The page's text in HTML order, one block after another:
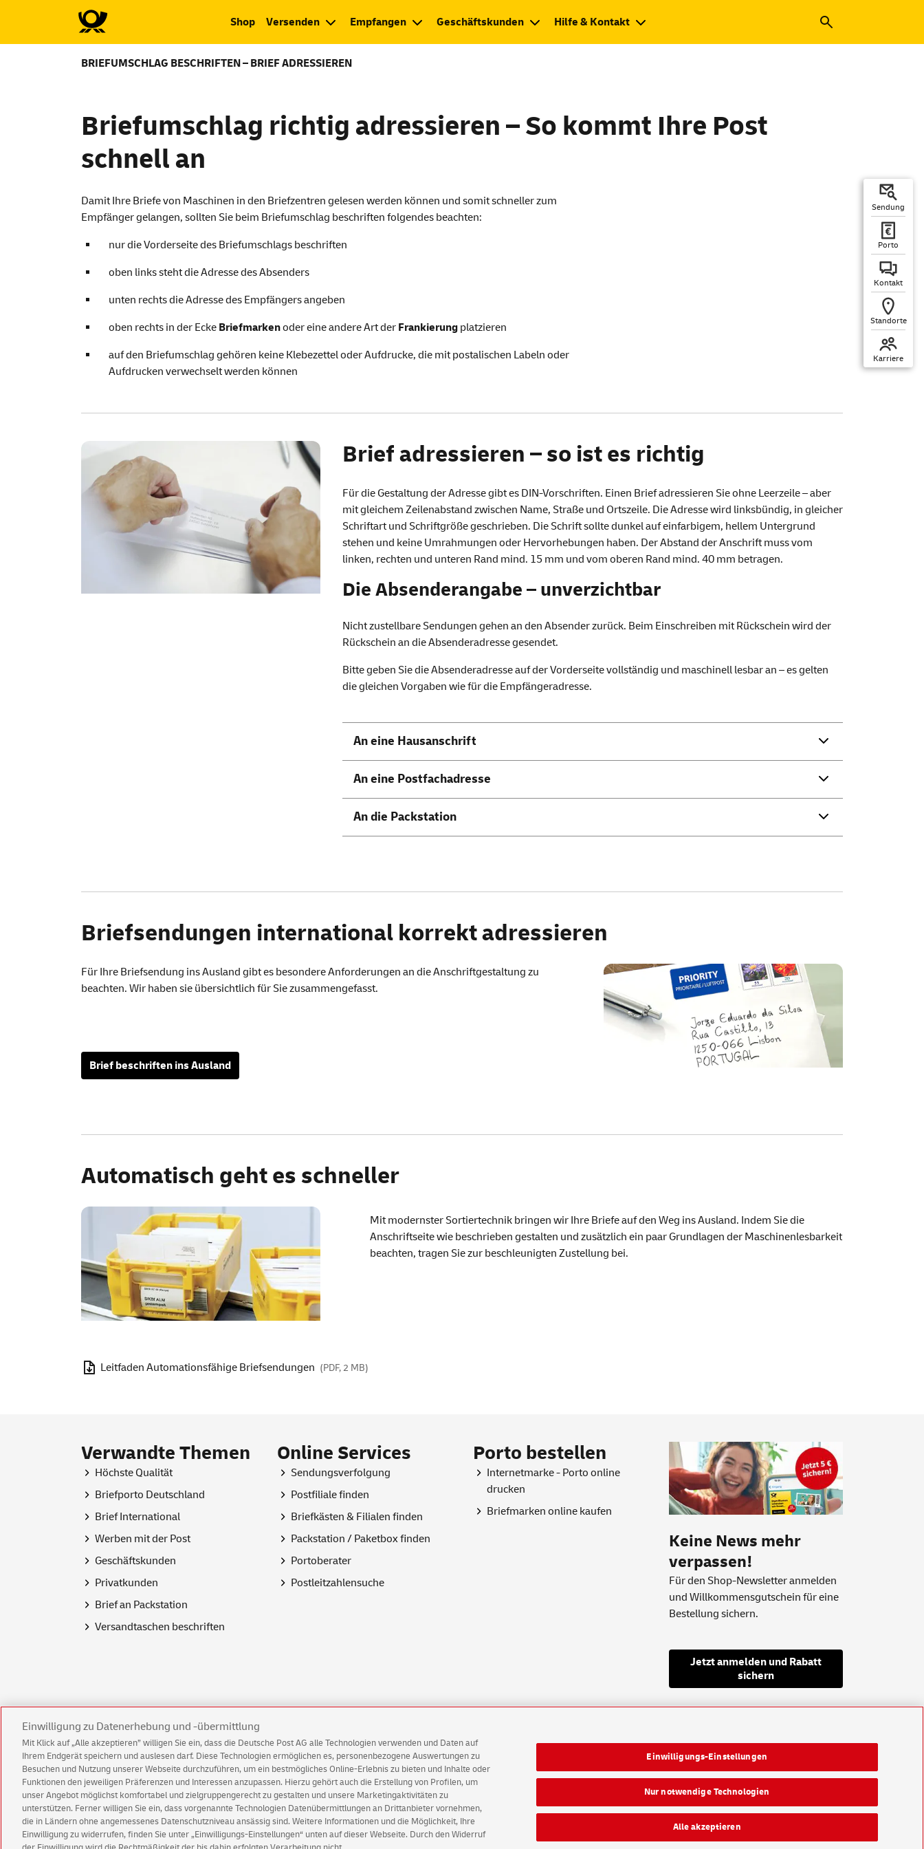
Shop Versenden Empfangen Geschäftskunden Hilfe & Kontakt
BRIEFUMSCHLAG BESCHRIFTEN – BRIEF ADRESSIEREN
Sendung
Porto
Kontakt
Standorte
Karriere
Briefumschlag richtig adressieren – So kommt Ihre Post
schnell an
Damit Ihre Briefe von Maschinen in den Briefzentren gelesen werden können und somit schneller zum
Empfänger gelangen, sollten Sie beim Briefumschlag beschriften folgendes beachten:
nur die Vorderseite des Briefumschlags beschriften
oben links steht die Adresse des Absenders
unten rechts die Adresse des Empfängers angeben
oben rechts in der Ecke Briefmarkenoder eine andere Art der Frankierung platzieren
auf den Briefumschlag gehören keine Klebezettel oder Aufdrucke, die mit postalischen Labeln oder
Aufdrucken verwechselt werden können
Brief adressieren – so ist es richtig
Für die Gestaltung der Adresse gibt es DIN-Vorschriften. Einen Brief adressieren Sie ohne Leerzeile – aber
mit gleichem Zeilenabstand zwischen Name, Straße und Ortszeile. Die Adresse wird linksbündig, in gleicher
Schriftart und Schriftgröße geschrieben. Die Schrift sollte dunkel auf einfarbigem, hellem Untergrund
stehen und keine Umrahmungen oder Hervorhebungen haben. Der Abstand der Anschrift muss vom
linken, rechten und unteren Rand mind. 15 mm und vom oberen Rand mind. 40 mm betragen.
Die Absenderangabe – unverzichtbar
Nicht zustellbare Sendungen gehen an den Absender zurück. Beim Einschreiben mit Rückschein wird der
Rückschein an die Absenderadresse gesendet.
Bitte geben Sie die Absenderadresse auf der Vorderseite vollständig und maschinell lesbar an – es gelten
die gleichen Vorgaben wie für die Empfängeradresse.
An eine Hausanschrift
An eine Postfachadresse
An die Packstation
Briefsendungen international korrekt adressieren
Für Ihre Briefsendung ins Ausland gibt es besondere Anforderungen an die Anschriftgestaltung zu
beachten. Wir haben sie übersichtlich für Sie zusammengefasst.
Brief beschriften ins Ausland
Automatisch geht es schneller
Mit modernster Sortiertechnik bringen wir Ihre Briefe auf den Weg ins Ausland. Indem Sie die
Anschriftseite wie beschrieben gestalten und zusätzlich ein paar Grundlagen der Maschinenlesbarkeit
beachten, tragen Sie zur beschleunigten Zustellung bei.
Leitfaden Automationsfähige Briefsendungen (PDF, 2 MB)
Verwandte Themen
Höchste Qualität
Briefporto Deutschland
Brief International
Werben mit der Post
Geschäftskunden
Privatkunden
Brief an Packstation
Versandtaschen beschriften
Online Services
Sendungsverfolgung
Postfiliale finden
Briefkästen & Filialen finden
Packstation / Paketbox finden
Portoberater
Postleitzahlensuche
Porto bestellen
Internetmarke - Porto online
drucken
Briefmarken onlinekaufen
Keine News mehr
verpassen!
Für den Shop-Newsletter anmelden
und Willkommensgutschein für eine
Bestellung sichern.
Jetzt anmelden und Rabatt
sichern
Kundenservice Warnung vor gefälschtenE-Mails
Impressum Rechtliche Hinweise Datenschutz Barrierefreiheit Einwilligungs-Einstellungen
Karriere Presse
Einwilligung zu Datenerhebung und -übermittlung
Mit Klick auf „Alle akzeptieren” willigen Sie ein, dass die Deutsche Post AG alle Technologien verwenden und Daten auf
Ihrem Endgerät speichern und auslesen darf. Diese Technologien ermöglichen es, personenbezogene Auswertungen zu
Besuchen und Nutzung unserer Webseite durchzuführen, um ein bestmögliches Online-Erlebnis zu bieten und Inhalte oder
Funktionen den jeweiligen Präferenzen und Interessen anzupassen. Hierzu gehört auch die Erstellung von Profilen, um
unser Angebot möglichst komfortabel und zielgruppengerecht zu gestalten und unsere Marketingaktivitäten zu
unterstützen. Ferner willigen Sie ein, dass vorgenannte Technologien Datenübermittlungen an Drittanbieter vornehmen,
die in Ländern ohne angemessenes Datenschutzniveau ansässig sind. Weitere Informationen und die Möglichkeit, Ihre
Einwilligung zu widerrufen, finden Sie unter „Einwilligungs-Einstellungen“ unten auf dieser Webseite. Durch den Widerruf
Einwilligungs-Einstellungen
Nur notwendige Technologien
Alle akzeptieren